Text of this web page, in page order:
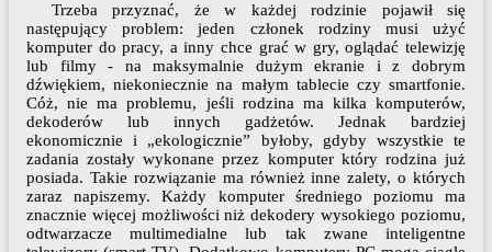
Trzeba przyznać, że w każdej rodzinie pojawił się
następujący problem: jeden członek rodziny musi użyć
komputer do pracy, a inny chce grać w gry, oglądać telewizję
lub filmy - na maksymalnie dużym ekranie i z dobrym
dźwiękiem, niekoniecznie na małym tablecie czy smartfonie.
Cóż, nie ma problemu, jeśli rodzina ma kilka komputerów,
dekoderów lub innych gadżetów. Jednak bardziej
ekonomicznie i „ekologicznie” byłoby, gdyby wszystkie te
zadania zostały wykonane przez komputer który rodzina już
posiada. Takie rozwiązanie ma również inne zalety, o których
zaraz napiszemy. Każdy komputer średniego poziomu ma
znacznie więcej możliwości niż dekodery wysokiego poziomu,
odtwarzacze multimedialne lub tak zwane inteligentne